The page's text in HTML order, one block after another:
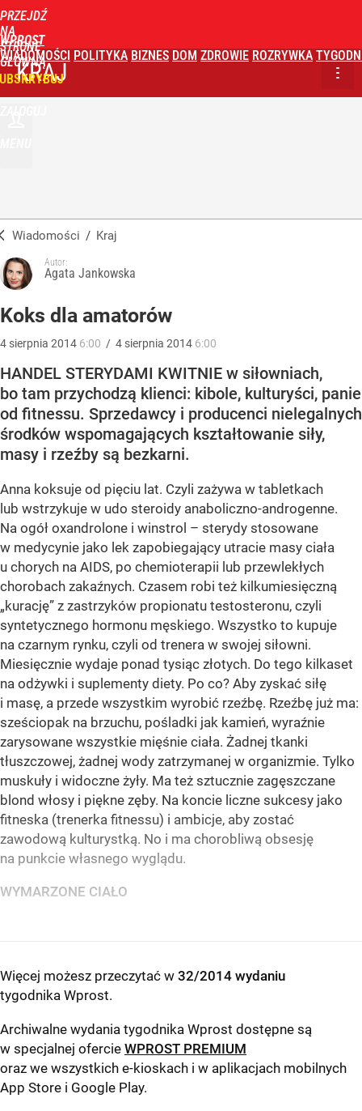
PRZEJDŹ
NA
STRONĘ
GŁÓWNĄ
WPROST
WIADOMOŚCI POLITYKA BIZNES DOM ZDROWIE ROZRYWKA
KRAJ
Wiadomości / Kraj
Autor:
Agata Jankowska
Koks dla amatorów
4 sierpnia 2014 6:00 / 4 sierpnia 2014 6:00
HANDEL STERYDAMI KWITNIE w siłowniach,
bo tam przychodzą klienci: kibole, kulturyści, panie
od fitnessu. Sprzedawcy i producenci nielegalnych
środków wspomagających kształtowanie siły,
masy i rzeźby są bezkarni.
Anna koksuje od pięciu lat. Czyli zażywa w tabletkach
lub wstrzykuje w udo steroidy anaboliczno-androgenne.
Na ogół oxandrolone i winstrol – sterydy stosowane
w medycynie jako lek zapobiegający utracie masy ciała
u chorych na AIDS, po chemioterapii lub przewlekłych
chorobach zakaźnych. Czasem robi też kilkumiesięczną
„kurację” z zastrzyków propionatu testosteronu, czyli
syntetycznego hormonu męskiego. Wszystko to kupuje
na czarnym rynku, czyli od trenera w swojej siłowni.
Miesięcznie wydaje ponad tysiąc złotych. Do tego kilkaset
na odżywki i suplementy diety. Po co? Aby zyskać siłę
i masę, a przede wszystkim wyrobić rzeźbę. Rzeźbę już ma:
sześciopak na brzuchu, pośladki jak kamień, wyraźnie
zarysowane wszystkie mięśnie ciała. Żadnej tkanki
tłuszczowej, żadnej wody zatrzymanej w organizmie. Tylko
muskuły i widoczne żyły. Ma też sztucznie zagęszczane
blond włosy i piękne zęby. Na koncie liczne sukcesy jako
fitneska (trenerka fitnessu) i ambicje, aby zostać
zawodową kulturystką. No i ma chorobliwą obsesję
na punkcie własnego wyglądu.
WYMARZONE CIAŁO
Więcej możesz przeczytać w 32/2014 wydaniu
tygodnika Wprost.
Archiwalne wydania tygodnika Wprost dostępne są
w specjalnej ofercie WPROST PREMIUM
oraz we wszystkich e-kioskach i w aplikacjach mobilnych
App Store i Google Play.